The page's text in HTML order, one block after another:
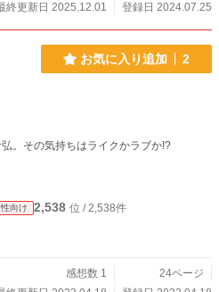
終更新日 2025.12.01
登録日 2024.07.25
お気に入り追加 2
。その気持ちはライクかラブか!?
向け 2,538 位 / 2,538件
感想数 1
24ページ